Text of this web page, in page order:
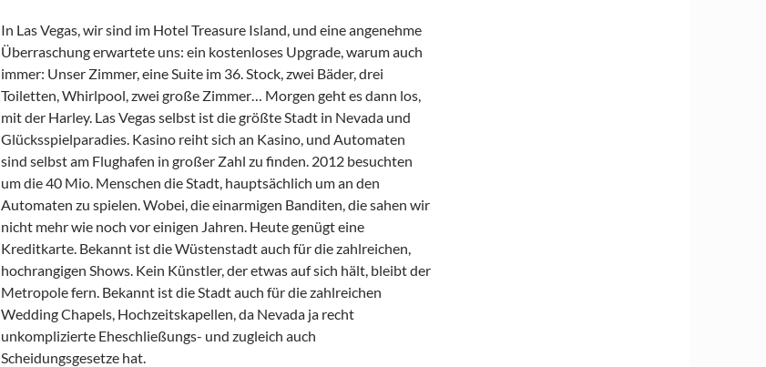
In Las Vegas, wir sind im Hotel Treasure Island, und eine angenehme
Überraschung erwartete uns: ein kostenloses Upgrade, warum auch
immer: Unser Zimmer, eine Suite im 36. Stock, zwei Bäder, drei
Toiletten, Whirlpool, zwei große Zimmer… Morgen geht es dann los,
mit der Harley. Las Vegas selbst ist die größte Stadt in Nevada und
Glücksspielparadies. Kasino reiht sich an Kasino, und Automaten
sind selbst am Flughafen in großer Zahl zu finden. 2012 besuchten
um die 40 Mio. Menschen die Stadt, hauptsächlich um an den
Automaten zu spielen. Wobei, die einarmigen Banditen, die sahen wir
nicht mehr wie noch vor einigen Jahren. Heute genügt eine
Kreditkarte. Bekannt ist die Wüstenstadt auch für die zahlreichen,
hochrangigen Shows. Kein Künstler, der etwas auf sich hält, bleibt der
Metropole fern. Bekannt ist die Stadt auch für die zahlreichen
Wedding Chapels, Hochzeitskapellen, da Nevada ja recht
unkomplizierte Eheschließungs- und zugleich auch
Scheidungsgesetze hat.